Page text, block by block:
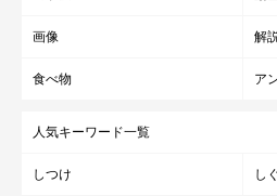
画像 解
食べ物 ア
人気キーワード一覧
しつけ し